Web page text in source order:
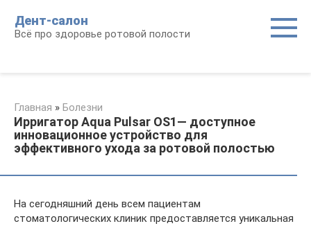
контенту
Дент-салон
Всё про здоровье ротовой полости
Главная » Болезни
Ирригатор Aqua Pulsar OS1― доступное
инновационное устройство для
эффективного ухода за ротовой полостью
На сегодняшний день всем пациентам
стоматологических клиник предоставляется уникальная